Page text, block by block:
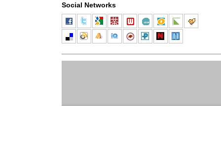
Social Networks